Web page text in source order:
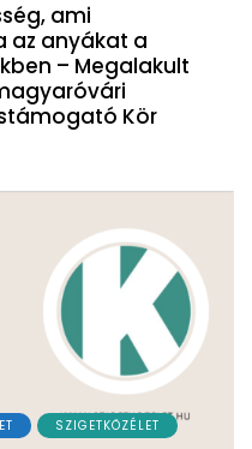
ami
az anyákat a
– Megalakult
Kör
SZIGETKÖZÉLET